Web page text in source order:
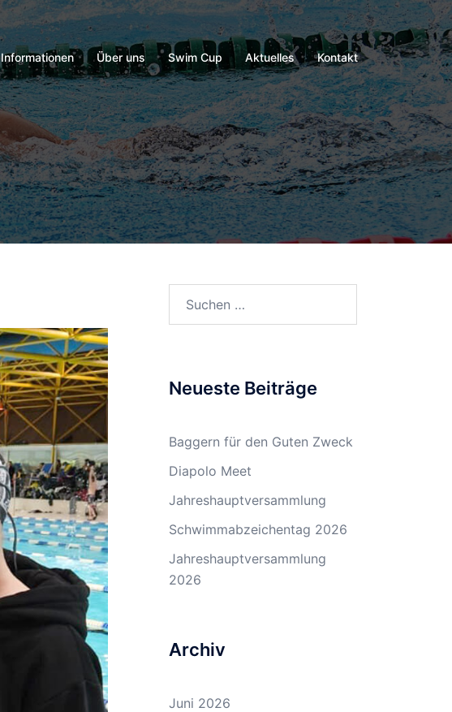
Informationen Über uns Swim Cup Aktuelles Kontakt
Neueste Beiträge
Baggern für den Guten Zweck
Diapolo Meet
Jahreshauptversammlung
Schwimmabzeichentag 2026
Jahreshauptversammlung
2026
Archiv
Juni 2026